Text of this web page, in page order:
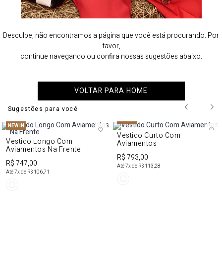
Desculpe, não encontramos a página que você está procurando. Por
favor,
continue navegando ou confira nossas sugestões abaixo.
VOLTAR PARA HOME
Sugestões para você
NEW IN
Vestido Longo Com
Aviamentos Na Frente
R$ 747,00
Até7x de R$ 106,71
NEW IN
Vestido Curto Com
Aviamentos
R$ 793,00
Até7x de R$ 113,28